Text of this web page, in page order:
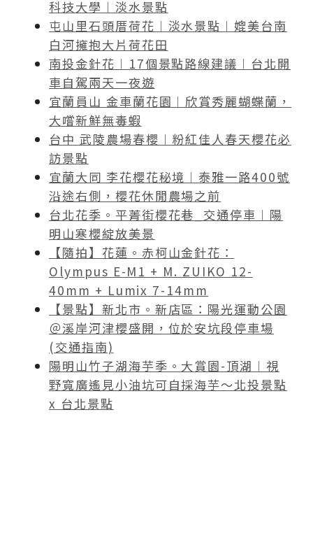
科技大學︱淡水景點
屯山里石頭厝荷花︱淡水景點︱媲美台南
白河擁抱大片荷花田
南投金針花︱17個景點路線建議︱台北開
車自駕兩天一夜遊
宜蘭員山 金車蘭花園︱欣賞秀麗蝴蝶蘭，
大嚐新鮮無毒蝦
台中 武陵農場春櫻︱粉紅佳人春天櫻花必
訪景點
宜蘭大同 李花櫻花秘境︱泰雅一路400號
沿途右側，櫻花休閒農場之前
台北花季。平菁街櫻花巷_交通停車︱陽
明山寒櫻綻放美景
【隨拍】花蓮。赤柯山金針花：
Olympus E-M1 + M. ZUIKO 12-
40mm + Lumix 7-14mm
【景點】新北市。新店區：陽光運動公園
＠溪岸河津櫻盛開，位於安坑段停車場
(交通指南)
陽明山竹子湖海芋季。大賞園-頂湖︱視
野寬廣遙見小油坑可自採海芋～北投景點
x 台北景點